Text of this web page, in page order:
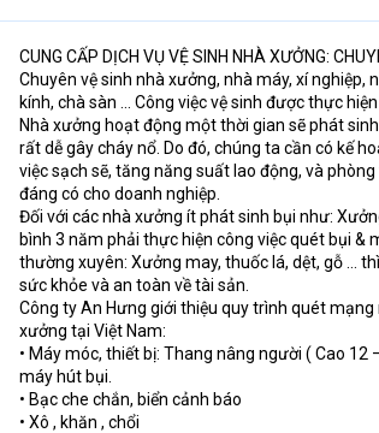
CUNG CẤP DỊCH VỤ VỆ SINH NHÀ XƯỞNG:
Chuyên vệ sinh nhà xưởng, nhà máy, xí nghiệp,
kính, chà sàn ... Công việc vệ sinh được thực
Nhà xưởng hoạt động một thời gian sẽ phát
rất dễ gây cháy nổ. Do đó, chúng ta cần có kế
việc sạch sẽ, tăng năng suất lao động, và
đáng có cho doanh nghiệp.
Đối với các nhà xưởng ít phát sinh bụi như:
bình 3 năm phải thực hiện công việc quét bụi
thường xuyên: Xưởng may, thuốc lá, dệt, gỗ …
sức khỏe và an toàn về tài sản.
Công ty An Hưng giới thiệu quy trình quét
xưởng tại Việt Nam:
• Máy móc, thiết bị: Thang nâng người ( Cao 12
máy hút bụi.
• Bạc che chắn, biển cảnh báo
• Xô , khăn , chổi